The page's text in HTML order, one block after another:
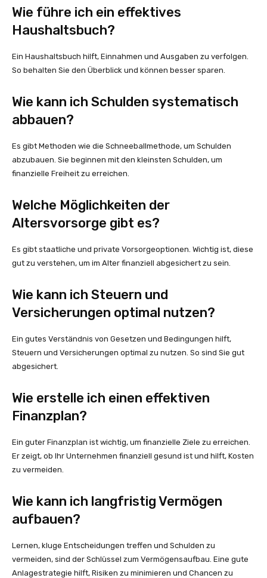
Wie führe ich ein effektives
Haushaltsbuch?
Ein Haushaltsbuch hilft, Einnahmen und Ausgaben zu verfolgen.
So behalten Sie den Überblick und können besser sparen.
Wie kann ich Schulden systematisch
abbauen?
Es gibt Methoden wie die Schneeballmethode, um Schulden
abzubauen. Sie beginnen mit den kleinsten Schulden, um
finanzielle Freiheit zu erreichen.
Welche Möglichkeiten der
Altersvorsorge gibt es?
Es gibt staatliche und private Vorsorgeoptionen. Wichtig ist, diese
gut zu verstehen, um im Alter finanziell abgesichert zu sein.
Wie kann ich Steuern und
Versicherungen optimal nutzen?
Ein gutes Verständnis von Gesetzen und Bedingungen hilft,
Steuern und Versicherungen optimal zu nutzen. So sind Sie gut
abgesichert.
Wie erstelle ich einen effektiven
Finanzplan?
Ein guter Finanzplan ist wichtig, um finanzielle Ziele zu erreichen.
Er zeigt, ob Ihr Unternehmen finanziell gesund ist und hilft, Kosten
zu vermeiden.
Wie kann ich langfristig Vermögen
aufbauen?
Lernen, kluge Entscheidungen treffen und Schulden zu
vermeiden, sind der Schlüssel zum Vermögensaufbau. Eine gute
Anlagestrategie hilft, Risiken zu minimieren und Chancen zu